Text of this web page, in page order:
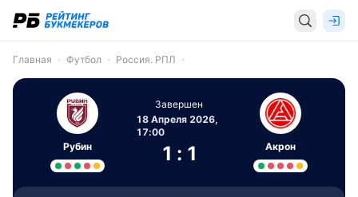
Главная Футбол Россия. РПЛ
Рубин
Завершен
18 Апреля 2026,
17:00
1 : 1 Акрон